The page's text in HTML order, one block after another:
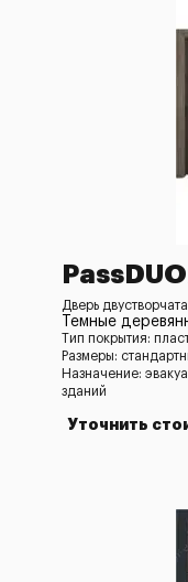
Дверь
Темные
Тип покрытия:
Размеры:
Назначение:
зданий
Уточнить